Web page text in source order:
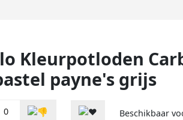
Kleurpotloden
payne's grijs
0 Beschikbaar